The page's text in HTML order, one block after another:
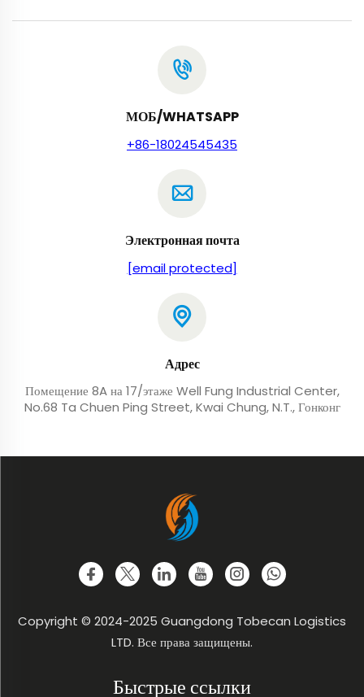
МОБ/WHATSAPP
+86-18024545435
Электронная почта
[email protected]
Адрес
Помещение 8A на 17/этаже Well Fung Industrial Center,
No.68 Ta Chuen Ping Street, Kwai Chung, N.T., Гонконг
Copyright © 2024-2025 Guangdong Tobecan Logistics
LTD. Все права защищены.
Быстрые ссылки